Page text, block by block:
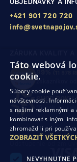
+421 901 720 720
zákazníkov
SHOP
10. rok po
Ochrana osobných
Táto webová
cookie.
Súbory cookie
návštevnosti.
s našimi reklamnými
kombinovať s inými
zhromaždili pri
ZOBRAZIŤ
NEVYHNUTNE